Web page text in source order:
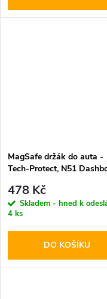
MagSafe držák do auta -
Tech-Protect, N51
478 Kč
Skladem - hned k
4 ks
DO KOŠÍKU